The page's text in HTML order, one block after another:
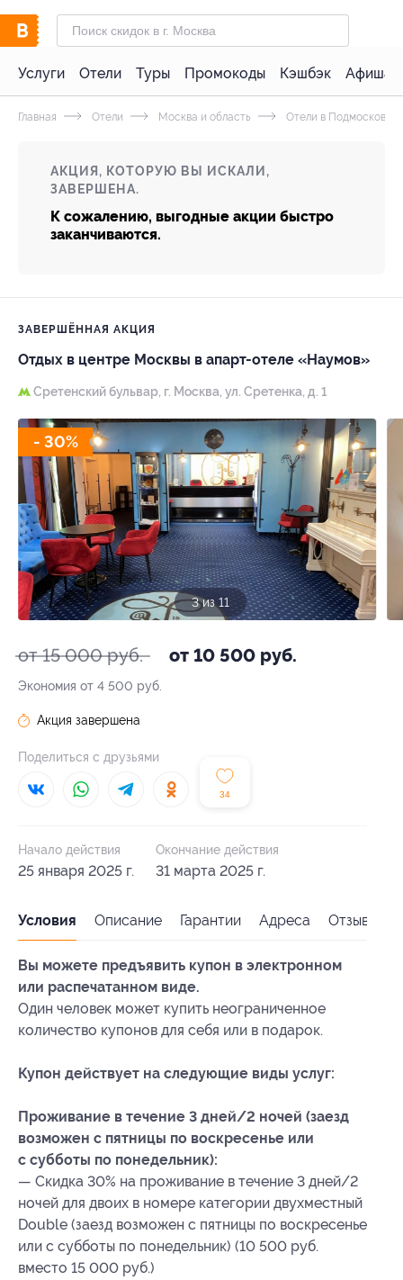
Услуги Отели Туры Промокоды Кэшбэк Афиша
Главная Отели Москва и область Отели в
АКЦИЯ, КОТОРУЮ ВЫ ИСКАЛИ,
ЗАВЕРШЕНА.
К сожалению, выгодные акции быстро
заканчиваются.
ЗАВЕРШЁННАЯ АКЦИЯ
Отдых в центре Москвы в апарт-отеле «Наумов»
Сретенский бульвар, г. Москва, ул. Сретенка, д. 1
- 30%
3 из 11
от 15 000 руб. от 10 500 руб.
Экономия от 4 500 руб.
34
Акция завершена
Поделиться с друзьями
Начало действия
25 января 2025 г.
Окончание действия
31 марта 2025 г.
Условия Описание Гарантии Адреса Отзывы
Вы можете предъявить купон в электронном
или распечатанном виде.
Один человек может купить неограниченное
количество купонов для себя или в подарок.
Купон действует на следующие виды услуг:
Проживание в течение 3 дней/2 ночей (заезд
возможен с пятницы по воскресенье или
с субботы по понедельник):
— Скидка 30% на проживание в течение 3 дней/2
ночей для двоих в номере категории двухместный
Double (заезд возможен с пятницы по воскресенье
или с субботы по понедельник) (10 500 руб.
вместо 15 000 руб.)